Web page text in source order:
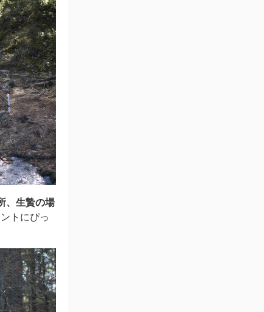
、生贄の場
トにぴっ